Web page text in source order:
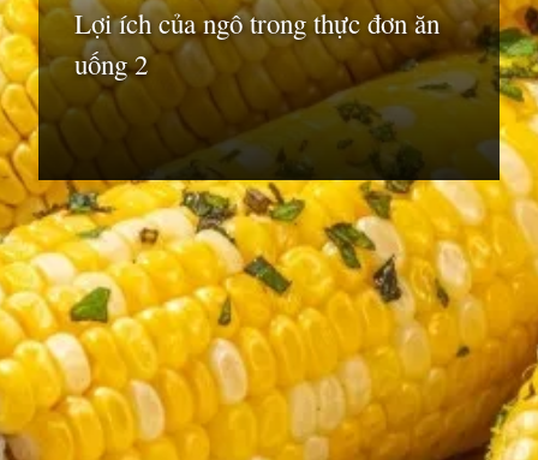
Lợi ích của ngô trong thực đơn ăn
uống 2